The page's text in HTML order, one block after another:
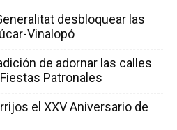
desbloquear las
Vinalopó
de adornar las calles
Patronales
el XXV Aniversario de